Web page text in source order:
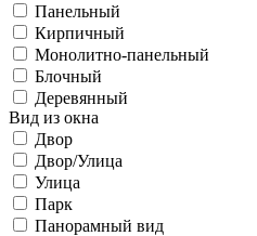
Панельный
Кирпичный
Монолитно-панельный
Блочный
Деревянный
Вид из окна
Двор
Двор/Улица
Улица
Парк
Панорамный вид